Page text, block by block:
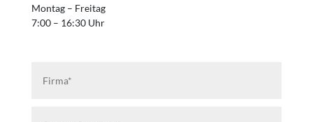
Montag – Freitag
7:00 – 16:30 Uhr